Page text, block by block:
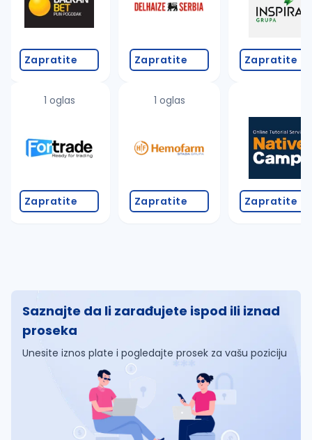
Zapratite
1 oglas
Zapratite
Zapratite
1 oglas
Zapratite
Zapratite
Zapratite
Saznajte da li zarađujete ispod ili iznad
proseka
Unesite iznos plate i pogledajte prosek za vašu poziciju